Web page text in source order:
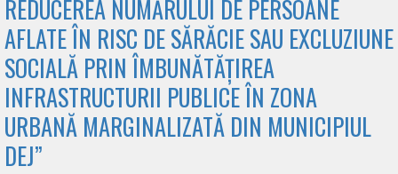
REDUCEREA NUMĂRULUI DE PERSOANE
AFLATE ÎN RISC DE SĂRĂCIE SAU EXCLUZIUNE
SOCIALĂ PRIN ÎMBUNĂTĂȚIREA
INFRASTRUCTURII PUBLICE ÎN ZONA
URBANĂ MARGINALIZATĂ DIN MUNICIPIUL
DEJ”